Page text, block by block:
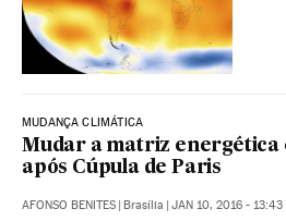
MUDANÇA CLIMÁTICA
Mudar a matriz energética
após Cúpula de Paris
AFONSO BENITES Brasília JAN 10, 2016 - 13:43